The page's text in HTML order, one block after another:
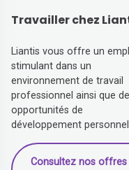
Travailler chez
Liantis vous offre un
stimulant dans un
environnement de travail
professionnel ainsi que
opportunités de
développement
Consultez nos offres